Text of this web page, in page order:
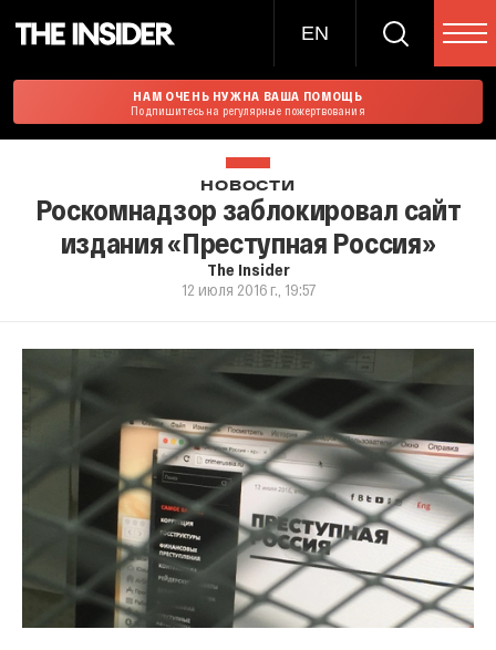
EN
НАМ ОЧЕНЬ НУЖНА ВАША ПОМОЩЬ
Подпишитесь на регулярные пожертвования
НОВОСТИ
Роскомнадзор заблокировал сайт
издания «Преступная Россия»
The Insider
12 июля 2016 г., 19:57